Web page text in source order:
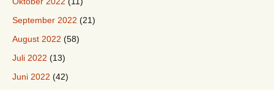
September 2022 (21)
August 2022 (58)
Juli 2022 (13)
Juni 2022 (42)